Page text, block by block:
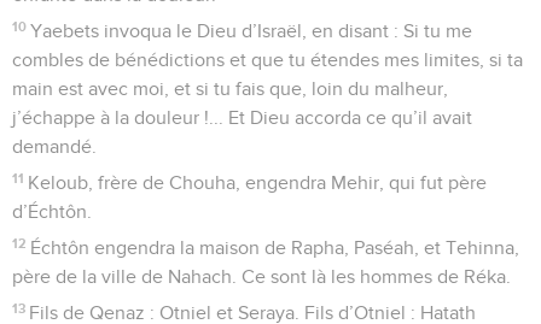
10 Yaebets invoqua le Dieu d’Israël, en disant : Si tu me
combles de bénédictions et que tu étendes mes limites, si ta
main est avec moi, et si tu fais que, loin du malheur,
j’échappe à la douleur !... Et Dieu accorda ce qu’il avait
demandé.
11 Keloub, frère de Chouha, engendra Mehir, qui fut père
d’Échtôn.
12 Échtôn engendra la maison de Rapha, Paséah, et Tehinna,
père de la ville de Nahach. Ce sont là les hommes de Réka.
13 Fils de Qenaz : Otniel et Seraya. Fils d’Otniel : Hatath